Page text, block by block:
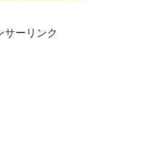
サーリンク